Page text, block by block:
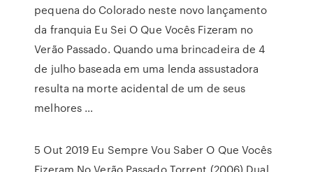
pequena do Colorado neste novo lançamento
da franquia Eu Sei O Que Vocês Fizeram no
Verão Passado. Quando uma brincadeira de 4
de julho baseada em uma lenda assustadora
resulta na morte acidental de um de seus
melhores …
5 Out 2019 Eu Sempre Vou Saber O Que Vocês
Fizeram No Verão Passado Torrent (2006) Dual